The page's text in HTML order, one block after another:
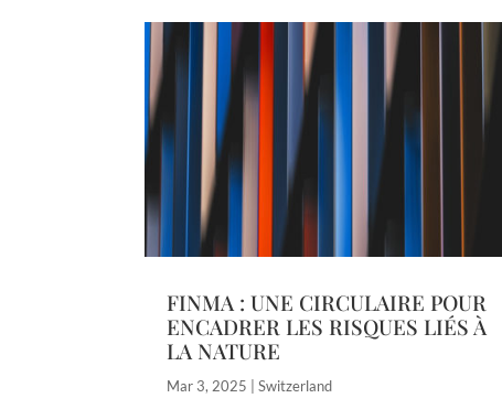
FINMA : UNE CIRCULAIRE POUR
ENCADRER LES RISQUES LIÉS À
LA NATURE
Mar 3, 2025 Switzerland